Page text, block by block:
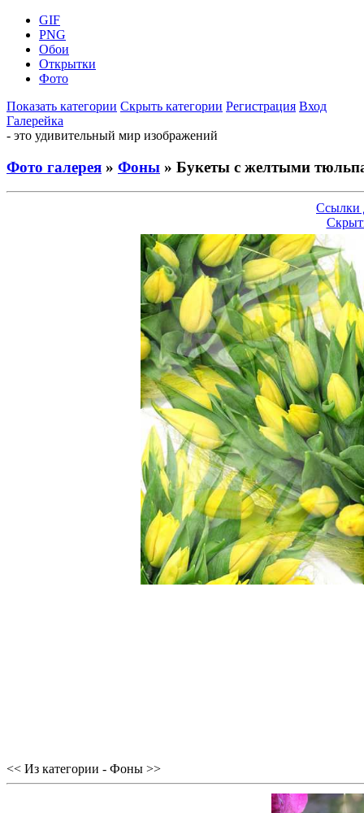
GIF
PNG
Обои
Открытки
Фото
Показать категории Скрыть категории Регистрация Вход
Галерейка
- это удивительный мир изображений
Фото галерея » Фоны » Букеты с желтыми
Ссылки
<< Из категории - Фоны >>